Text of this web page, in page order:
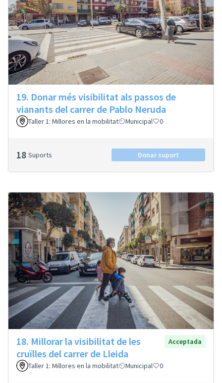
19. Donar més visibilitat als passos de
vianants del carrer de Pablo Neruda
Taller 1: Millores en la mobilitat Municipal 0
18 Suports Donar suport
18. Millorar la visibilitat de les
cruïlles del carrer de Lleida
Acceptada
Taller 1: Millores en la mobilitat Municipal 0